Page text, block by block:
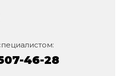
46-28